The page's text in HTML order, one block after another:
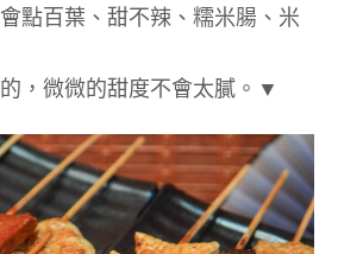
點百葉、甜不辣、糯米腸、米
，微微的甜度不會太膩。▼